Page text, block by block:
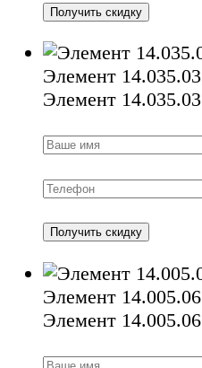
Элемент 14.035.03
Элемент 14.035.03
Элемент 14.005.06
Элемент 14.005.06